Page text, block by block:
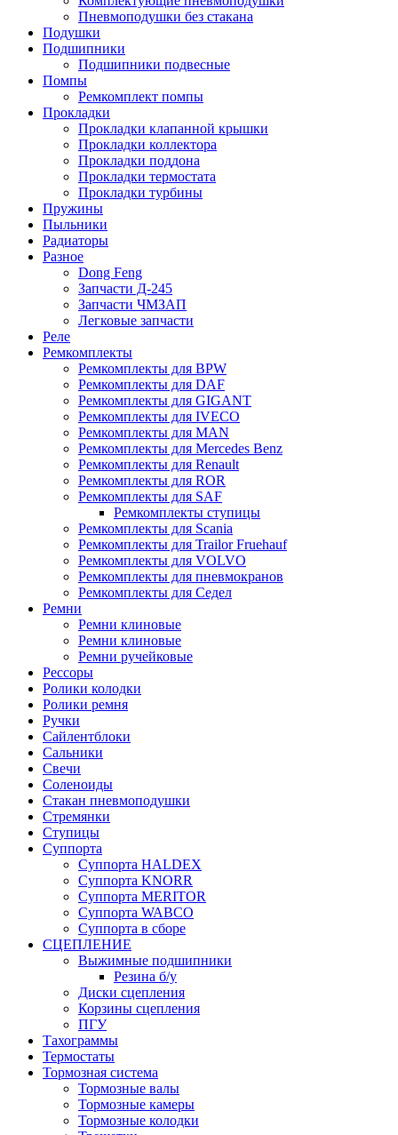
Пневмоподушки без стакана
Подушки
Подшипники
Подшипники подвесные
Помпы
Ремкомплект помпы
Прокладки
Прокладки клапанной крышки
Прокладки коллектора
Прокладки поддона
Прокладки термостата
Прокладки турбины
Пружины
Пыльники
Радиаторы
Разное
Dong Feng
Запчасти Д-245
Запчасти ЧМЗАП
Легковые запчасти
Реле
Ремкомплекты
Ремкомплекты для BPW
Ремкомплекты для DAF
Ремкомплекты для GIGANT
Ремкомплекты для IVECO
Ремкомплекты для MAN
Ремкомплекты для Mercedes Benz
Ремкомплекты для Renault
Ремкомплекты для ROR
Ремкомплекты для SAF
Ремкомплекты ступицы
Ремкомплекты для Scania
Ремкомплекты для Trailor Fruehauf
Ремкомплекты для VOLVO
Ремкомплекты для пневмокранов
Ремкомплекты для Седел
Ремни
Ремни клиновые
Ремни клиновые
Ремни ручейковые
Рессоры
Ролики колодки
Ролики ремня
Ручки
Сайлентблоки
Сальники
Свечи
Соленоиды
Стакан пневмоподушки
Стремянки
Ступицы
Суппорта
Суппорта HALDEX
Суппорта KNORR
Суппорта MERITOR
Суппорта WABCO
Суппорта в сборе
СЦЕПЛЕНИЕ
Выжимные подшипники
Резина б/у
Диски сцепления
Корзины сцепления
ПГУ
Тахограммы
Термостаты
Тормозная система
Тормозные валы
Тормозные камеры
Тормозные колодки